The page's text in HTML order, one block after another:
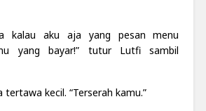
kalau aku aja yang pesan menu
yang bayar!” tutur Lutfi sambil
tertawa kecil. “Terserah kamu.”